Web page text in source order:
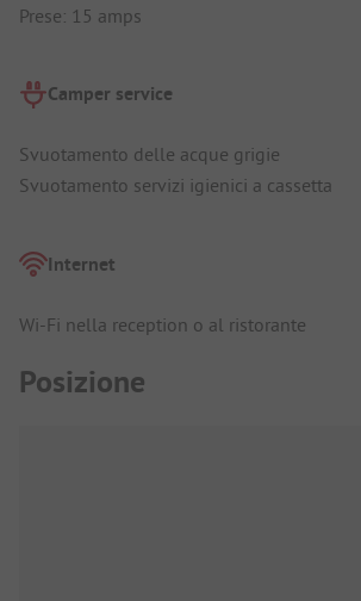
Prese: 15 amps
Camper service
Svuotamento delle acque grigie
Svuotamento servizi igienici a cassetta
Internet
Wi-Fi nella reception o al ristorante
Posizione